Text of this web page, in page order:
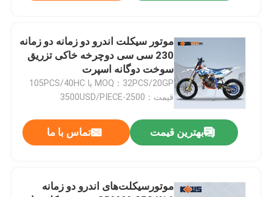
صفحه اصلی
موتور سیکلت اندرو دو زمانه دو زمانه
230 سی سی دوچرخه خاکی تزریق
سوخت دوگانه اسپرت
MOQ：32PCS/20GP یا 105PCS/40HC
قیمت：2500-3500USD/PIECE
بهترین قیمت تماس با ما
موتورسیکلت‌های اندرو دو زمانه